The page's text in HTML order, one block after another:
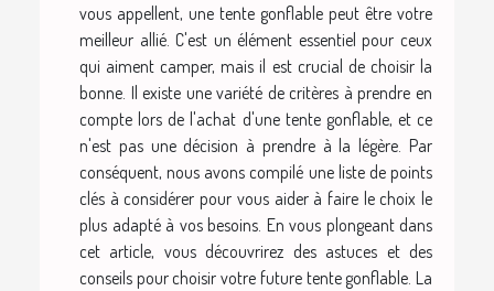
vous appellent, une tente gonflable peut être votre
meilleur allié. C'est un élément essentiel pour ceux
qui aiment camper, mais il est crucial de choisir la
bonne. Il existe une variété de critères à prendre en
compte lors de l'achat d'une tente gonflable, et ce
n'est pas une décision à prendre à la légère. Par
conséquent, nous avons compilé une liste de points
clés à considérer pour vous aider à faire le choix le
plus adapté à vos besoins. En vous plongeant dans
cet article, vous découvrirez des astuces et des
conseils pour choisir votre future tente gonflable. La